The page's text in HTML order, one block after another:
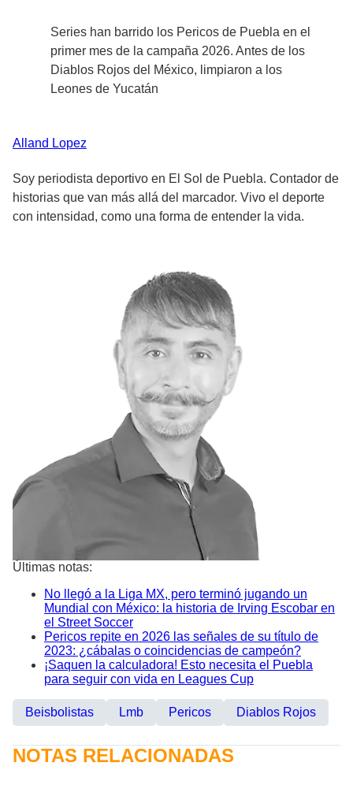
Series han barrido los Pericos de Puebla en el
primer mes de la campaña 2026. Antes de los
Diablos Rojos del México, limpiaron a los
Leones de Yucatán
Alland Lopez
Soy periodista deportivo en El Sol de Puebla. Contador de
historias que van más allá del marcador. Vivo el deporte
con intensidad, como una forma de entender la vida.
Últimas notas:
No llegó a la Liga MX, pero terminó jugando un
Mundial con México: la historia de Irving Escobar en
el Street Soccer
Pericos repite en 2026 las señales de su título de
2023: ¿cábalas o coincidencias de campeón?
¡Saquen la calculadora! Esto necesita el Puebla
para seguir con vida en Leagues Cup
Beisbolistas Lmb Pericos Diablos Rojos
NOTAS RELACIONADAS